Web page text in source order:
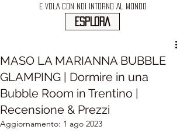
E VOLA CON NOI INTORNO AL MONDO
ESPLORA
MASO LA MARIANNA BUBBLE
GLAMPING | Dormire in una
Bubble Room in Trentino |
Recensione & Prezzi
Aggiornamento: 1 ago 2023